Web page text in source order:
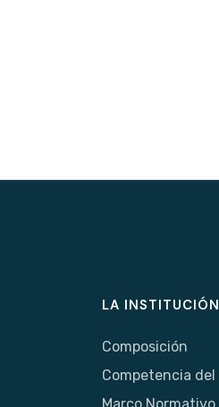
LA INSTITUCIÓN
Composición
Competencia del
Marco Normativo